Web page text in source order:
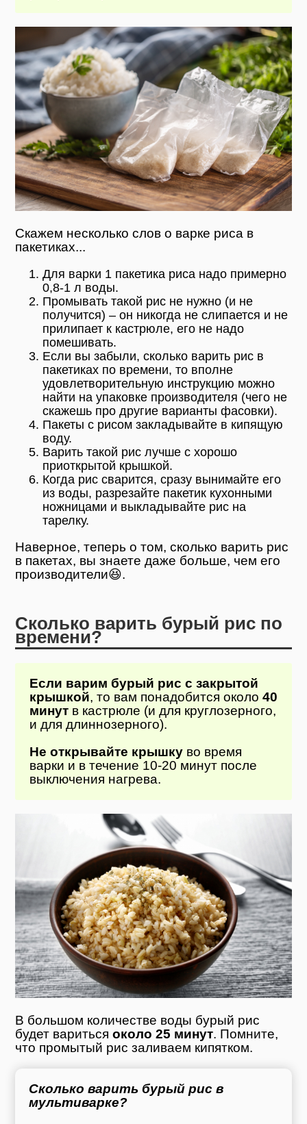
Скажем несколько слов о варке риса в
пакетиках...
Для варки 1 пакетика риса надо примерно
0,8-1 л воды.
Промывать такой рис не нужно (и не
получится) – он никогда не слипается и не
прилипает к кастрюле, его не надо
помешивать.
Если вы забыли, сколько варить рис в
пакетиках по времени, то вполне
удовлетворительную инструкцию можно
найти на упаковке производителя (чего не
скажешь про другие варианты фасовки).
Пакеты с рисом закладывайте в кипящую
воду.
Варить такой рис лучше с хорошо
приоткрытой крышкой.
Когда рис сварится, сразу вынимайте его
из воды, разрезайте пакетик кухонными
ножницами и выкладывайте рис на
тарелку.
Наверное, теперь о том, сколько варить рис
в пакетах, вы знаете даже больше, чем его
производители😆.
Сколько варить бурый рис по
времени?
Если варим бурый рис с закрытой
крышкой, то вам понадобится около 40
минутв кастрюле (и для круглозерного,
и для длиннозерного).
Не открывайте крышкуво время
варки и в течение 10-20 минут после
выключения нагрева.
В большом количестве воды бурый рис
будет варитьсяоколо 25 минут. Помните,
что промытый рис заливаем кипятком.
Сколько варить бурый рис в
мультиварке?